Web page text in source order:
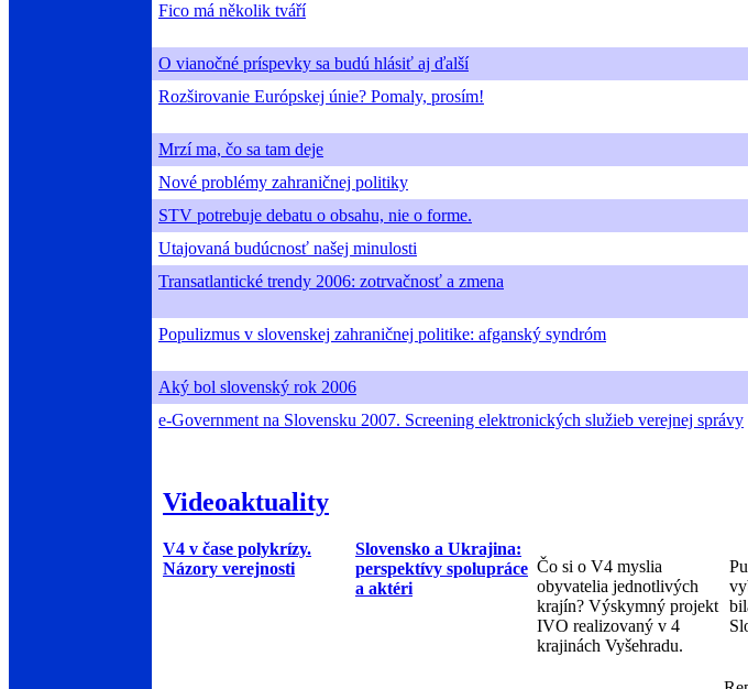
Fico má několik tváří
O vianočné príspevky sa budú hlásiť aj ďalší
Rozširovanie Európskej únie? Pomaly, prosím!
Mrzí ma, čo sa tam deje
Nové problémy zahraničnej politiky
STV potrebuje debatu o obsahu, nie o forme.
Utajovaná budúcnosť našej minulosti
Transatlantické trendy 2006: zotrvačnosť a zmena
Populizmus v slovenskej zahraničnej politike: afganský syndróm
Aký bol slovenský rok 2006
e-Government na Slovensku 2007. Screening elektronických služieb verejnej správy
Videoaktuality
V4 v čase polykrízy.
Názory verejnosti
Slovensko a Ukrajina:
perspektívy spolupráce
a aktéri
Čo si o V4 myslia
obyvatelia jednotlivých
krajín? Výskymný projekt
IVO realizovaný v 4
krajinách Vyšehradu.